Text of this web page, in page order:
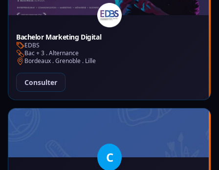
Bachelor Marketing Digital
EDBS
Bac + 3 . Alternance
Bordeaux . Grenoble . Lille
Consulter
C